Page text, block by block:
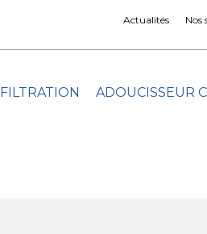
Actualités Nos
FILTRATION ADOUCISSEUR